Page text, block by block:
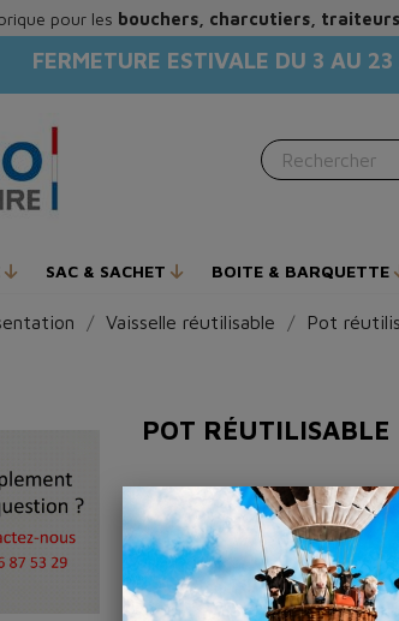
pour les bouchers, charcutiers, traiteurs
FERMETURE ESTIVALE DU 3 AU 23
SAC & SACHET BOITE & BARQUETTE
Vaisselle réutilisable Pot
POT RÉUTILISABLE